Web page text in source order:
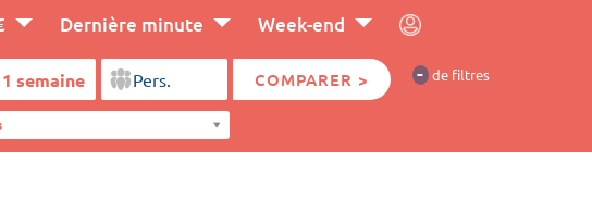
Dernière minute Week-end
COMPARER > - de filtres